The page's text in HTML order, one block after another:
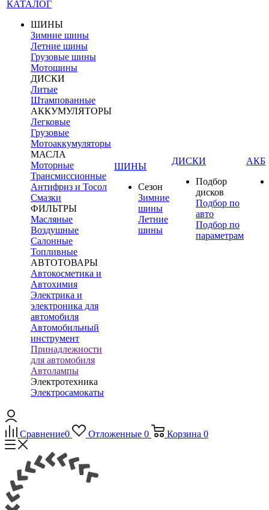
КАТАЛОГ
ШИНЫ
Зимние шины
Летние шины
Грузовые шины
Мотошины
ДИСКИ
Литые
Штампованные
АККУМУЛЯТОРЫ
Легковые
Грузовые
Мотоаккумуляторы
МАСЛА
Моторные
Трансмиссионные
Антифриз и Тосол
Смазки
ФИЛЬТРЫ
Масляные
Воздушные
Салонные
Топливные
АВТОТОВАРЫ
Автокосметика и
Автохимия
Электрика и
электроника для
автомобиля
Автомобильный
инструмент
Принадлежности
для автомобиля
Автолампы
Электротехника
Электросамокаты
ШИНЫ
Сезон
Зимние
шины
Летние
шины
ДИСКИ
Подбор
дисков
Подбор по
авто
Подбор по
параметрам
АКБ
Сравнение0 Отложенные 0 Корзина 0